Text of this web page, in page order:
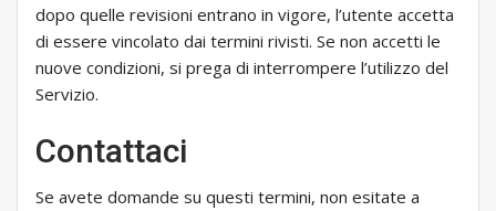
dopo quelle revisioni entrano in vigore, l’utente accetta
di essere vincolato dai termini rivisti. Se non accetti le
nuove condizioni, si prega di interrompere l’utilizzo del
Servizio.
Contattaci
Se avete domande su questi termini, non esitate a